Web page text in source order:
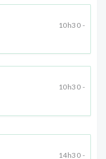
10h30 -
10h30 -
14h30 -